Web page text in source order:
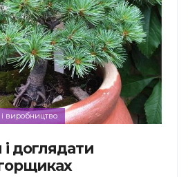
і виробництво
доглядати